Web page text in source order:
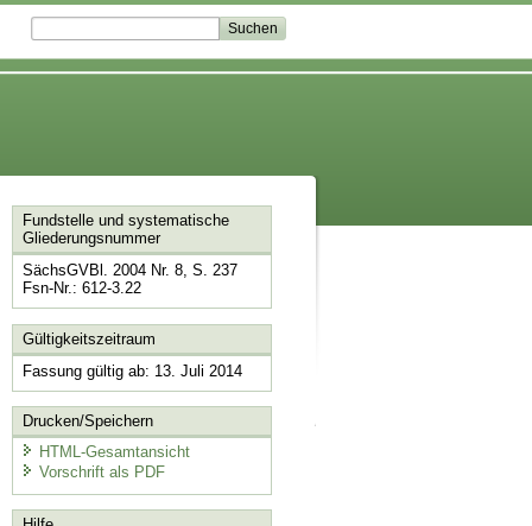
Fundstelle und systematische
Gliederungsnummer
SächsGVBl. 2004 Nr. 8, S. 237
Fsn-Nr.: 612-3.22
Gültigkeitszeitraum
Fassung gültig ab: 13. Juli 2014
Drucken/Speichern
HTML-Gesamtansicht
Vorschrift als PDF